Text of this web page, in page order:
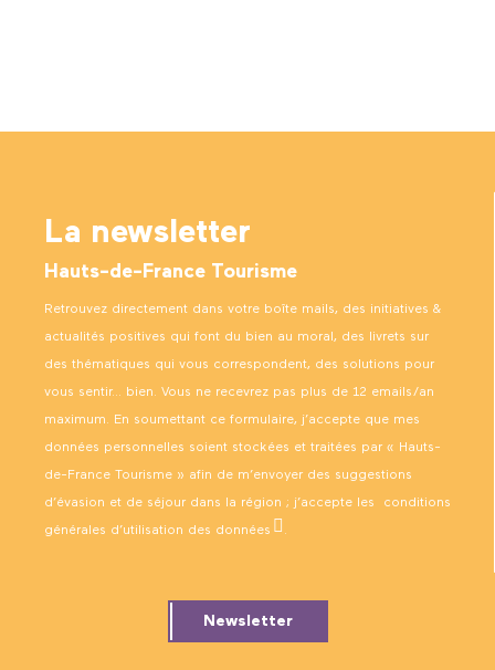
La newsletter
Hauts-de-France Tourisme
Retrouvez directement dans votre boîte mails, des initiatives &
actualités positives qui font du bien au moral, des livrets sur
des thématiques qui vous correspondent, des solutions pour
vous sentir… bien. Vous ne recevrez pas plus de 12 emails/an
maximum. En soumettant ce formulaire, j’accepte que mes
données personnelles soient stockées et traitées par « Hauts-
de-France Tourisme » afin de m’envoyer des suggestions
d’évasion et de séjour dans la région ; j’accepte les conditions
générales d’utilisation des données .
Newsletter